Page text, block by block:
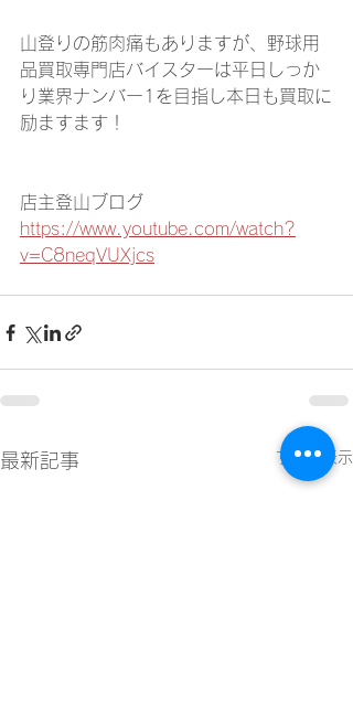
山登りの筋肉痛もありますが、野球用
品買取専門店バイスターは平日しっか
り業界ナンバー1を目指し本日も買取に
励ますます！
店主登山ブログ
https://www.youtube.com/watch?
v=C8neqVUXjcs
最新記事 すべて表示